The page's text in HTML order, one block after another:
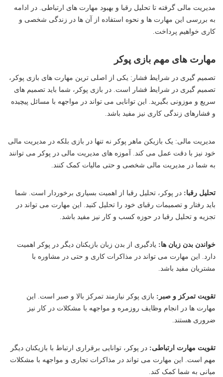
مدیریت مالی گرفته تا تحلیل رقبا و بهبود مهارت های ارتباطی. در ادامه
به بررسی این مهارت ها و نحوه استفاده از آن ها در زندگی شخصی و
کاری خواهیم پرداخت.
مهارت های مهم بازی پوکر
تصمیم گیری در شرایط فشار: یکی از اصلی ترین مهارت های بازی پوکر،
تصمیم گیری در شرایط فشار است. در بازی پوکر، شما باید تصمیم های
سریع و موزونی بگیرید. این توانایی می تواند در مواجهه با مسائل پیچیده
و فشارهای زندگی کاری نیز مفید باشد.
مدیریت مالی: یک بازیکن ماهر پوکر نه تنها در بازی بلکه در مدیریت مالی
خود نیز با دقت عمل می کند. آموزه های مدیریت مالی در پوکر می توانند
به شما در مدیریت مالی شخصی و حتی مالیات کمک کنند.
تحلیل رقبا: در پوکر، تحلیل رقبا از اهمیت بسیاری برخوردار است. شما
باید رفتار و تصمیمات رقبای خود را تحلیل کنید. این مهارت می تواند در
تجزیه و تحلیل رقبا در حوزه کسب و کار نیز مفید باشد.
خواندن بدن زبان ها: یادگیری از بدن زبان بازیکنان دیگر در پوکر اهمیت
دارد. این مهارت می تواند در مذاکرات کاری و حتی در مشاوره با
مشتریان مفید باشد.
تقویت تمرکز و صبر: بازی پوکر نیازمند تمرکز بالا و صبر است. این
مهارت ها در انجام وظایف روزمره و مواجهه با مشکلات در کار نیز
ضروری هستند.
تقویت مهارت ارتباطی: در پوکر، توانایی برقراری ارتباط با بازیکنان دیگر
مهم است. این مهارت می تواند در مذاکرات تجاری و مواجهه با مشکلات
میانی به شما کمک کند.